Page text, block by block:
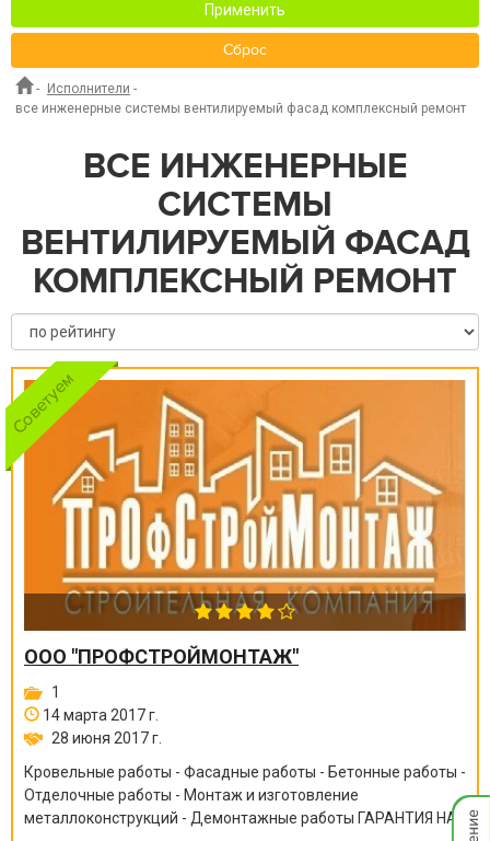
Применить
Сброс
- Исполнители -
все инженерные системы вентилируемый фасад комплексный ремонт
ВСЕ ИНЖЕНЕРНЫЕ
СИСТЕМЫ
ВЕНТИЛИРУЕМЫЙ ФАСАД
КОМПЛЕКСНЫЙ РЕМОНТ
ООО "ПРОФСТРОЙМОНТАЖ"
1
14 марта 2017 г.
28 июня 2017 г.
Кровельные работы - Фасадные работы - Бетонные работы -
Отделочные работы - Монтаж и изготовление
металлоконструкций - Демонтажные работы ГАРАНТИЯ НА